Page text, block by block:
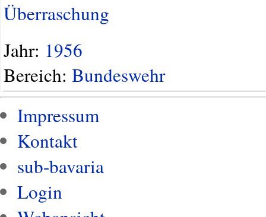
Überraschung
Jahr: 1956
Bereich: Bundeswehr
Impressum
Kontakt
sub-bavaria
Login